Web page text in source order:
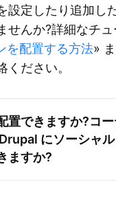
設定したり追加し
せんか?詳細なチ
を配置する方法»
ください。
置できますか?コ
にソーシャ
ますか?